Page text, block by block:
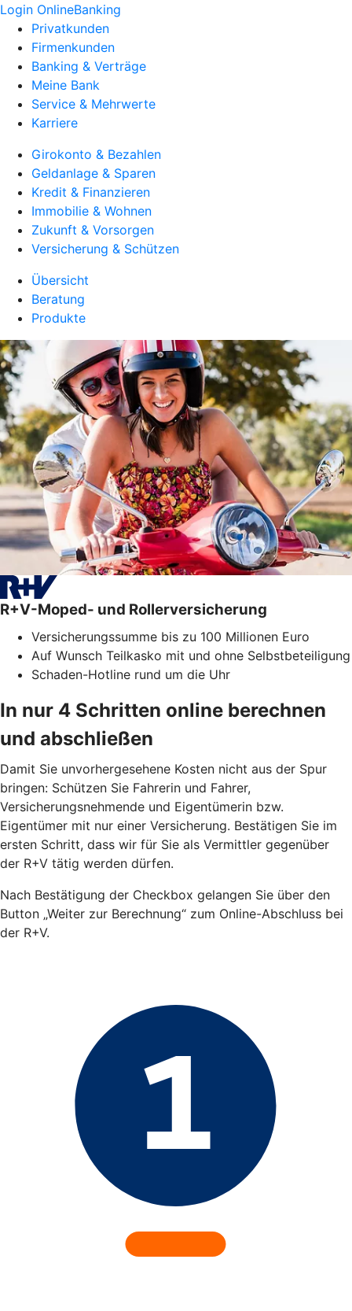
Login OnlineBanking
Privatkunden
Firmenkunden
Banking & Verträge
Meine Bank
Service & Mehrwerte
Karriere
Girokonto & Bezahlen
Geldanlage & Sparen
Kredit & Finanzieren
Immobilie & Wohnen
Zukunft & Vorsorgen
Versicherung & Schützen
Übersicht
Beratung
Produkte
R+V-Moped- und Rollerversicherung
Versicherungssumme bis zu 100 Millionen Euro
Auf Wunsch Teilkasko mit und ohne Selbstbeteiligung
Schaden-Hotline rund um die Uhr
In nur 4 Schritten online berechnen
und abschließen
Damit Sie unvorhergesehene Kosten nicht aus der Spur
bringen: Schützen Sie Fahrerin und Fahrer,
Versicherungsnehmende und Eigentümerin bzw.
Eigentümer mit nur einer Versicherung. Bestätigen Sie im
ersten Schritt, dass wir für Sie als Vermittler gegenüber
der R+V tätig werden dürfen.
Nach Bestätigung der Checkbox gelangen Sie über den
Button „Weiter zur Berechnung“ zum Online-Abschluss bei
der R+V.